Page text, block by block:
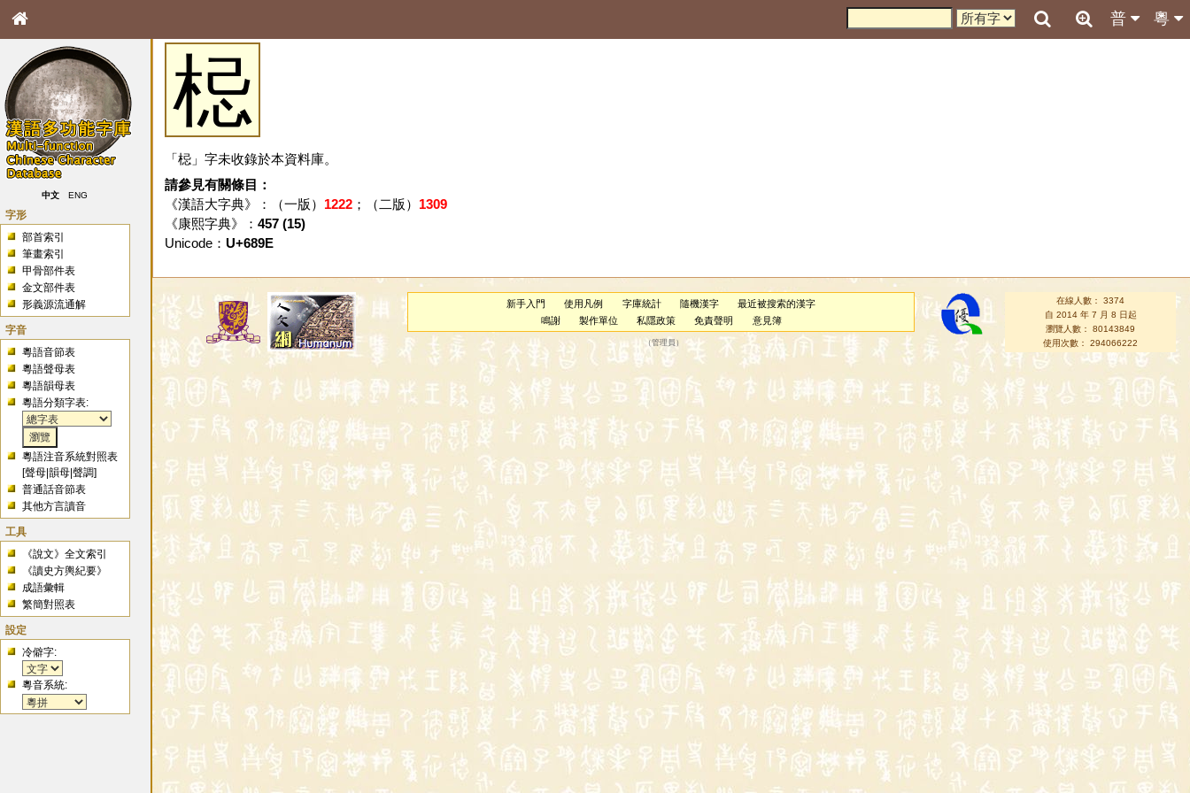
粵
普
中文 ENG
字形
部首索引
筆畫索引
甲骨部件表
金文部件表
形義源流通解
字音
粵語音節表
粵語聲母表
粵語韻母表
粵語分類字表:
粵語注音系統對照表
[聲母 |韻母 |聲調]
普通話音節表
其他方言讀音
工具
《說文》全文索引
《讀史方輿紀要》
成語彙輯
繁簡對照表
設定
冷僻字:
粵音系統:
梞
「梞」字未收錄於本資料庫。
請參見有關條目：
《漢語大字典》：（一版） 1222；（二版） 1309
《康熙字典》： 457 (15)
Unicode： U+689E
新手入門 使用凡例 字庫統計 隨機漢字
最近被搜索的漢字
鳴謝
製作單位 私隱政策 免責聲明 意見簿
（管理員 ）
在線人數： 3374
自 2014 年 7 月 8 日起
瀏覽人數： 80143849
使用次數： 294066222